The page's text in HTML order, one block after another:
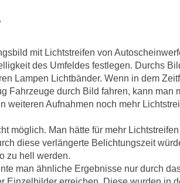
mit Lichtstreifen von
des Umfeldes festlegen. Durchs
Lampen Lichtbänder. Wenn in dem
Fahrzeuge durch Bild fahren, kann man
weiteren Aufnahmen noch mehr
möglich. Man hätte für mehr
diese verlängerte Belichtungszeit
zu hell werden.
man ähnliche Ergebnisse nur durch